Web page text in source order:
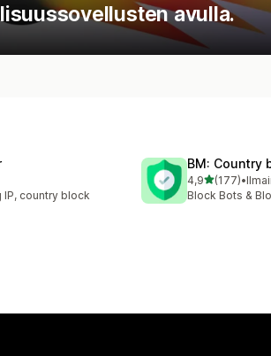
avulla.
IP, country block
BM: Country
4,9/ 5 tähteä
(177)
177 arvostelua
•
Block Bots &